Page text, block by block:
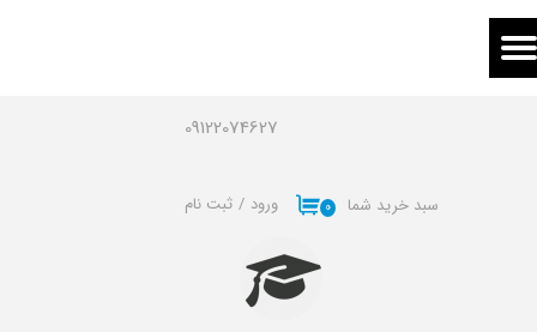
09122074627
۰ سبد خرید شما ورود / ثبت نام
حساب کاربری من
خروج از حساب کاربری